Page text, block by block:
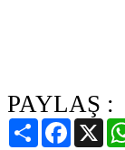
PAYLAŞ :
Paylaş X